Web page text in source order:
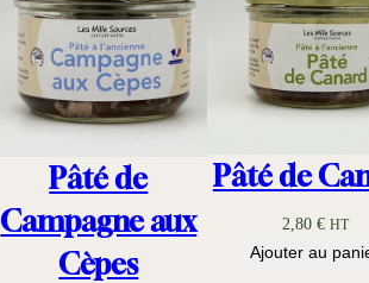
Pâté de
Campagne aux
Cèpes
Pâté de
2,80 € HT
Ajouter au